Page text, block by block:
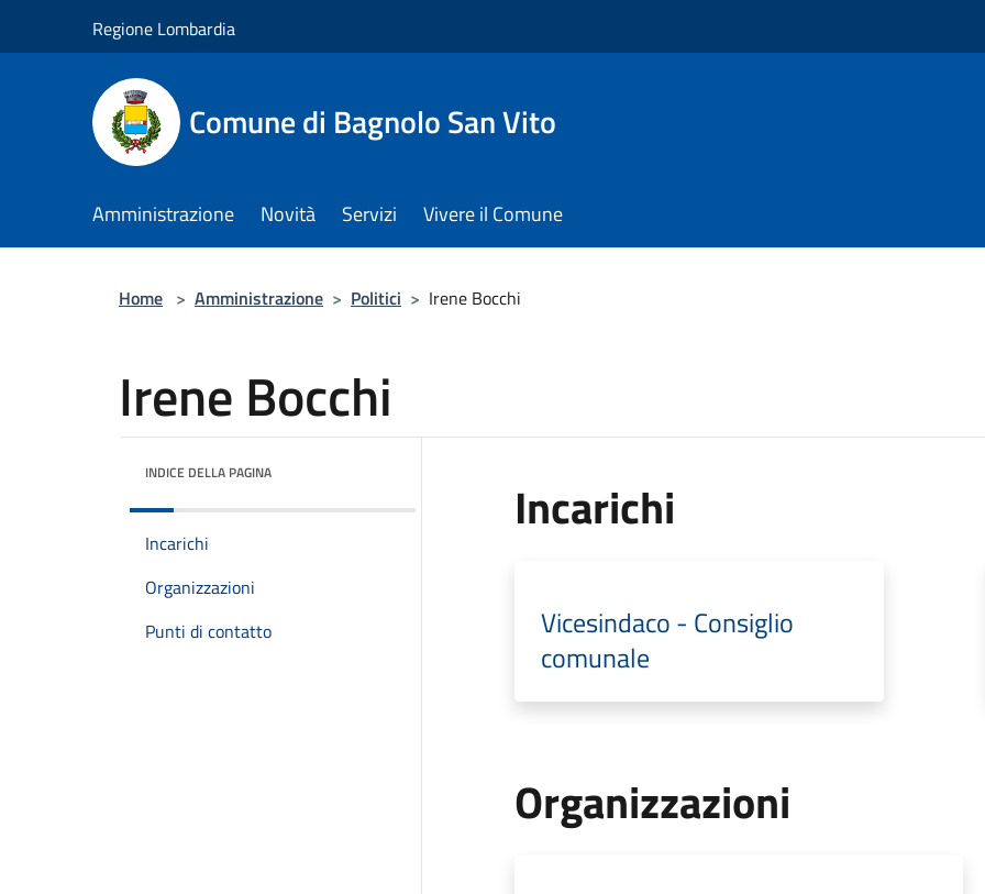
Regione Lombardia
Comune di Bagnolo San Vito
Amministrazione Novità Servizi Vivere il Comune
Home > Amministrazione > Politici > Irene Bocchi
Irene Bocchi
INDICE DELLA PAGINA
Incarichi
Organizzazioni
Punti di contatto
Incarichi
Vicesindaco - Consiglio
comunale
Organizzazioni